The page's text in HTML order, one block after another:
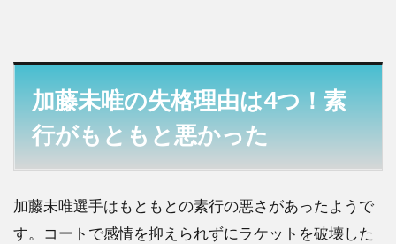
加藤未唯の失格理由は4つ！素
行がもともと悪かった
加藤未唯選手はもともとの素行の悪さがあったようで
す。コートで感情を抑えられずにラケットを破壊した